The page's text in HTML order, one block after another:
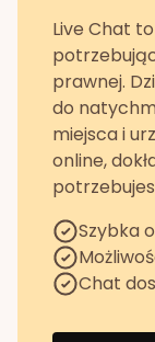
Live Chat
prawnej.
do
miejsca i
online,
Szybka
Chat